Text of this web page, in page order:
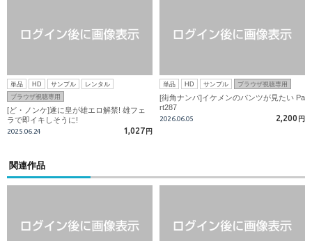
単品 HD サンプル
レンタル
ブラウザ視聴専用
[ど・ノンケ]遂に皇が雄エロ解禁! 雄フェ
ラで即イキしそうに!
2025.06.24 1,027 円
単品 HD サンプル ブラウザ視聴専用
[街角ナンパ]イケメンのパンツが見たい Pa
rt287
2026.06.05 2,200 円
関連作品